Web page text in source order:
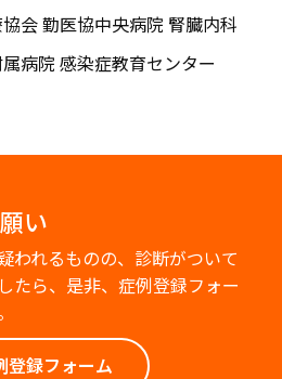
会 勤医協中央病院 腎臓内科
病院 感染症教育センター
い
われるものの、診断がついて
たら、是非、症例登録フォー
登録フォーム